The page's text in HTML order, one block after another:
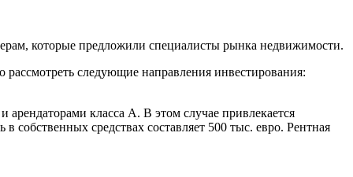
которые предложили специалисты рынка недвижимости.
следующие направления инвестирования:
класса А. В этом случае привлекается
собственных средствах составляет 500 тыс. евро. Рентная